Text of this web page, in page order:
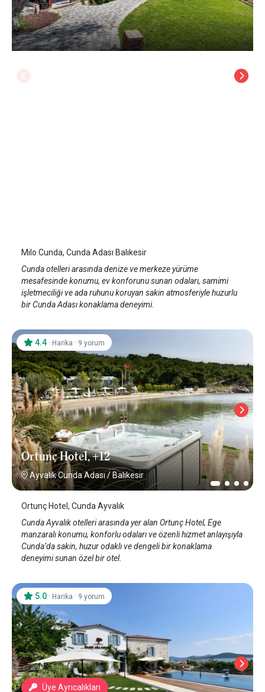
Milo Cunda, Cunda Adası Balıkesir
Cunda otelleri arasında denize ve merkeze yürüme
mesafesinde konumu, ev konforunu sunan odaları, samimi
işletmeciliği ve ada ruhunu koruyan sakin atmosferiyle huzurlu
bir Cunda Adası konaklama deneyimi.
Ortunç Hotel, +12
Ayvalık Cunda Adası/ Balıkesir
4.4 · Harika · 9 yorum
Ortunç Hotel, Cunda Ayvalık
Cunda Ayvalık otelleri arasında yer alan Ortunç Hotel, Ege
manzaralı konumu, konforlu odaları ve özenli hizmet anlayışıyla
Cunda’da sakin, huzur odaklı ve dengeli bir konaklama
deneyimi sunan özel bir otel.
Üye Ayrıcalıkları
5.0 · Harika · 9 yorum